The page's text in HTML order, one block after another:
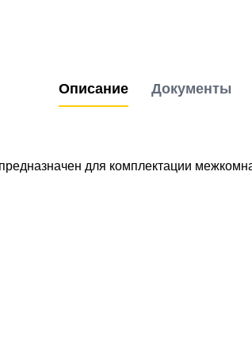
Описание Документы
для комплектации